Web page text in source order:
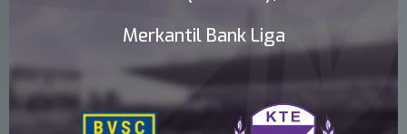
Merkantil Bank Liga